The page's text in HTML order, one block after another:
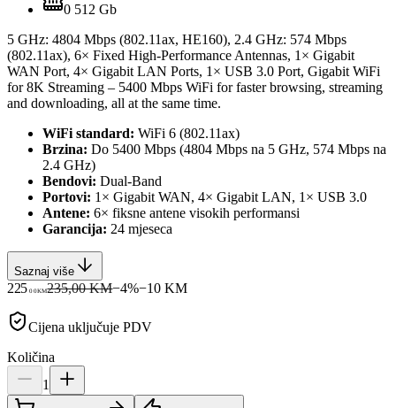
0 512 Gb
5 GHz: 4804 Mbps (802.11ax, HE160), 2.4 GHz: 574 Mbps
(802.11ax), 6× Fixed High-Performance Antennas, 1× Gigabit
WAN Port, 4× Gigabit LAN Ports, 1× USB 3.0 Port, Gigabit WiFi
for 8K Streaming – 5400 Mbps WiFi for faster browsing, streaming
and downloading, all at the same time.
WiFi standard: WiFi 6 (802.11ax)
Brzina: Do 5400 Mbps (4804 Mbps na 5 GHz, 574 Mbps na
2.4 GHz)
Bendovi: Dual-Band
Portovi: 1× Gigabit WAN, 4× Gigabit LAN, 1× USB 3.0
Antene: 6× fiksne antene visokih performansi
Garancija: 24 mjeseca
Saznaj više
225 00KM235,00 KM−4%−10 KM
Cijena uključuje PDV
Količina
1